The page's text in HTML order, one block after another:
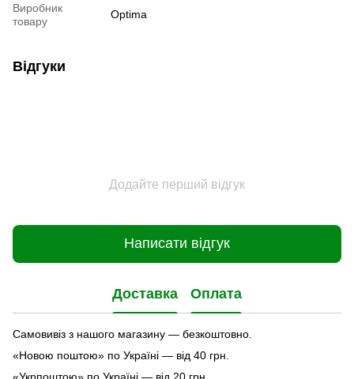
Виробник
товару
Optima
Відгуки
Додайте перший відгук
Написати відгук
Доставка Оплата
Самовивіз з нашого магазину — безкоштовно.
«Новою поштою» по Україні — від 40 грн.
«Укрпоштою» по Україні — від 20 грн.